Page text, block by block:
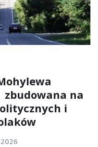
zbudowana na
i